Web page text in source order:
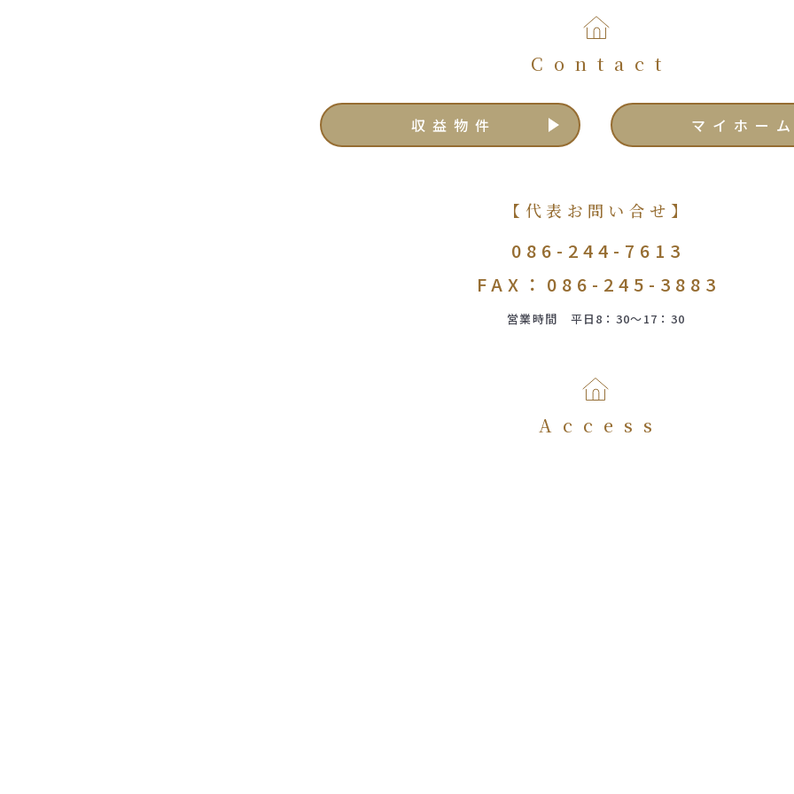
Contact
収益物件 マイホー
【代表お問い合せ】
086-244-7613
FAX：086-245-3883
営業時間 平日8：30～17：30
Access